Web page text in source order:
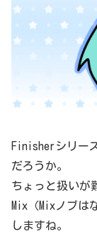
Finisherシリー
だろうか。
ちょっと扱いが
Mix（Mixノブは
しますね。